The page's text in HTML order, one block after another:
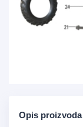
Opis proizvoda